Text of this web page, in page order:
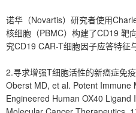
诺华（Novartis）研究者使用
核细胞（PBMC）构建了CD19 靶
究CD19 CAR-T细胞因子应答特
2.寻求增强T细胞活性的新癌
Oberst MD, et al. Potent Immune
Engineered Human OX40 Ligand